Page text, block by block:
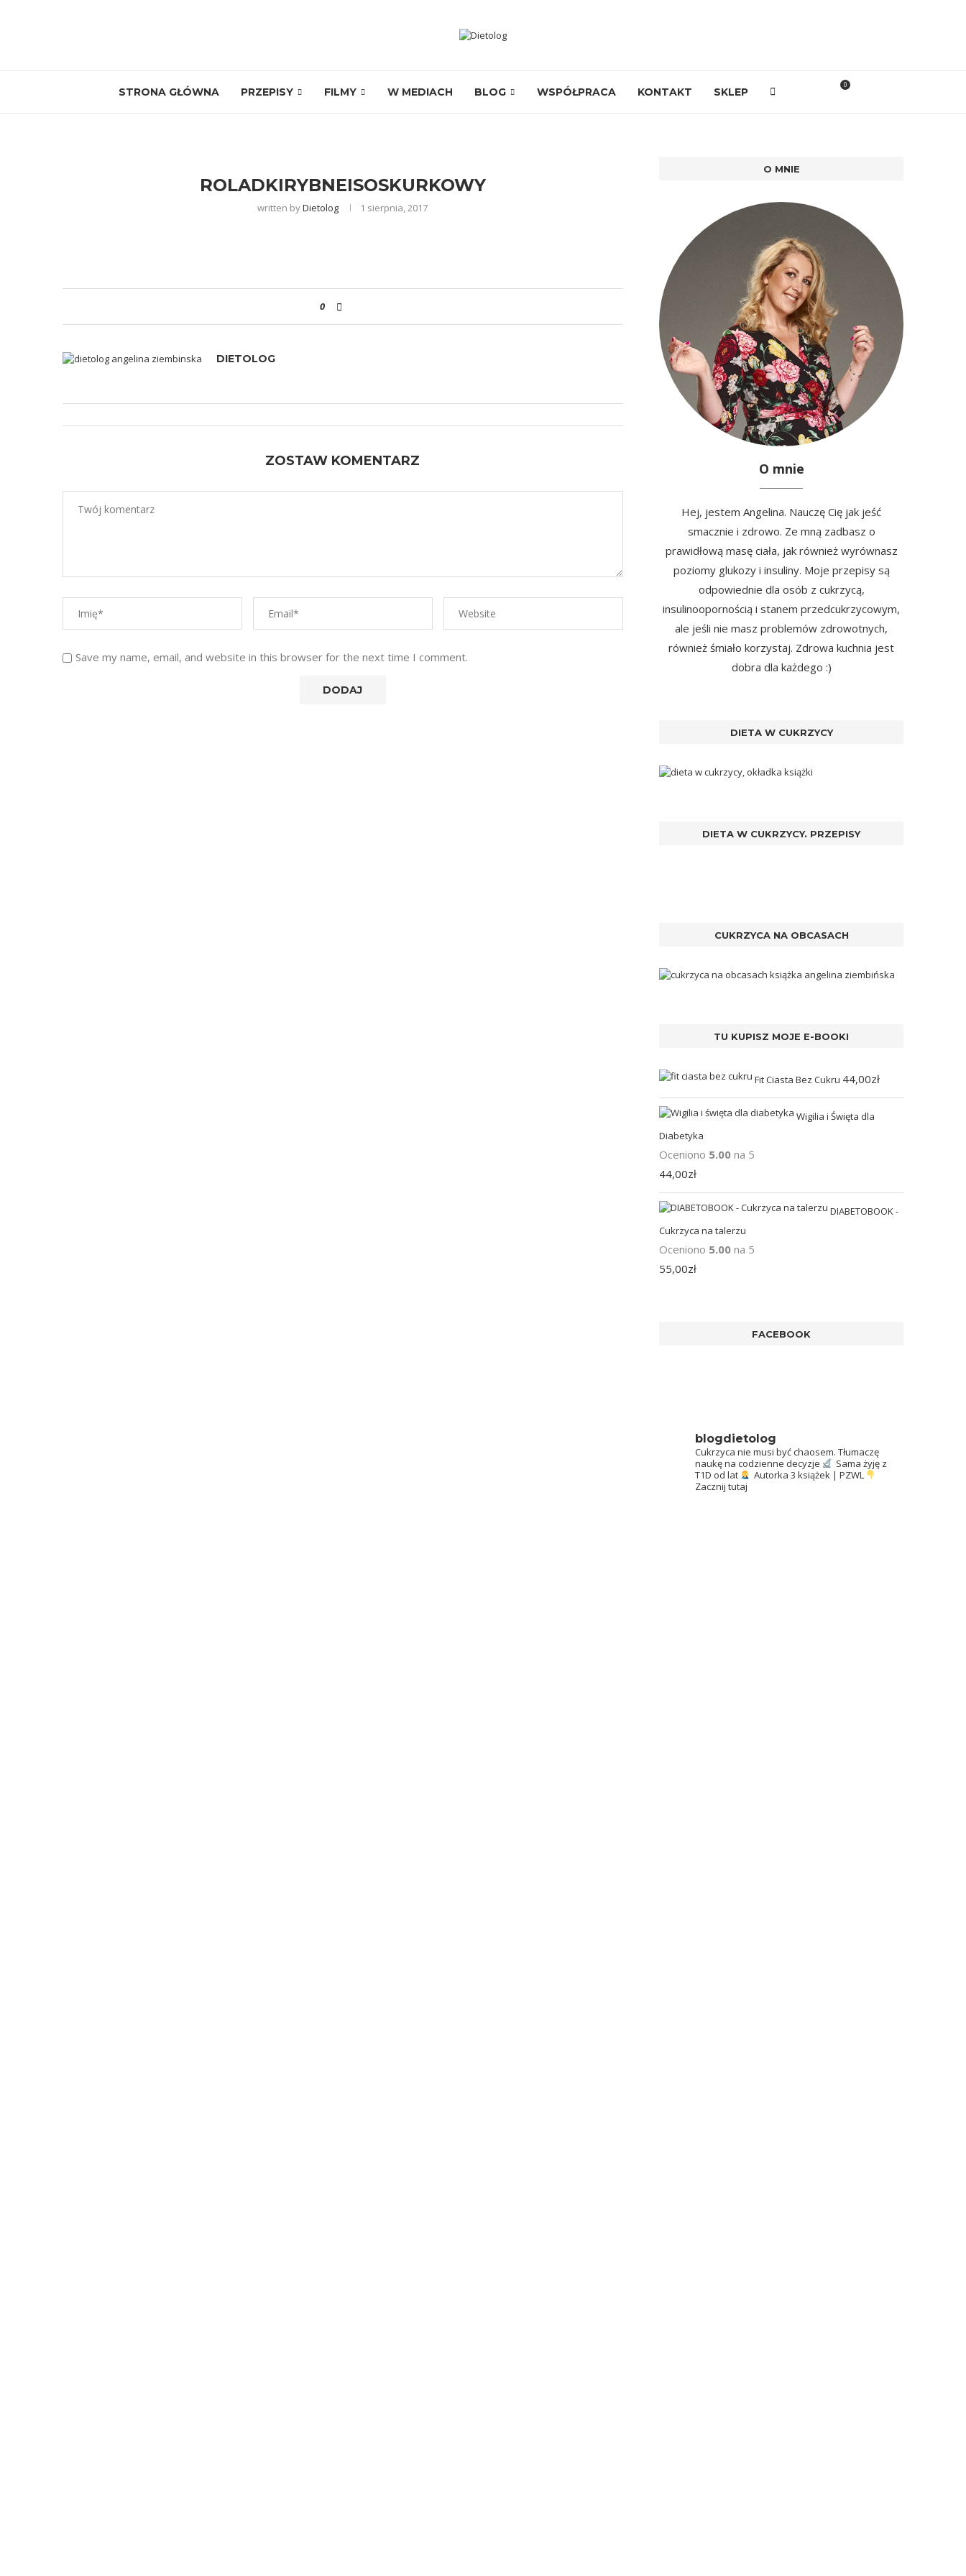
STRONA GŁÓWNA PRZEPISY FILMY W MEDIACH BLOG WSPÓŁPRACA KONTAKT SKLEP
0
ROLADKIRYBNEISOSKURKOWY
written byDietolog 1 sierpnia, 2017
0
DIETOLOG
ZOSTAW KOMENTARZ
Save my name, email, and website in this browser for the next time I comment.
O MNIE
O mnie
Hej, jestem Angelina. Nauczę Cię jak jeść
smacznie i zdrowo. Ze mną zadbasz o
prawidłową masę ciała, jak również wyrównasz
poziomy glukozy i insuliny. Moje przepisy są
odpowiednie dla osób z cukrzycą,
insulinoopornością i stanem przedcukrzycowym,
ale jeśli nie masz problemów zdrowotnych,
również śmiało korzystaj. Zdrowa kuchnia jest
dobra dla każdego :)
DIETA W CUKRZYCY
DIETA W CUKRZYCY. PRZEPISY
CUKRZYCA NA OBCASACH
TU KUPISZ MOJE E-BOOKI
Fit Ciasta Bez Cukru 44,00zł
Wigilia i Święta dla
Diabetyka
Oceniono 5.00 na 5
44,00zł
DIABETOBOOK -
Cukrzyca na talerzu
Oceniono 5.00 na 5
55,00zł
FACEBOOK
blogdietolog
Cukrzyca nie musi być chaosem. Tłumaczę
naukę na codzienne decyzje
Sama żyję z
T1D od lat
Autorka 3 książek | PZWL
Zacznij tutaj